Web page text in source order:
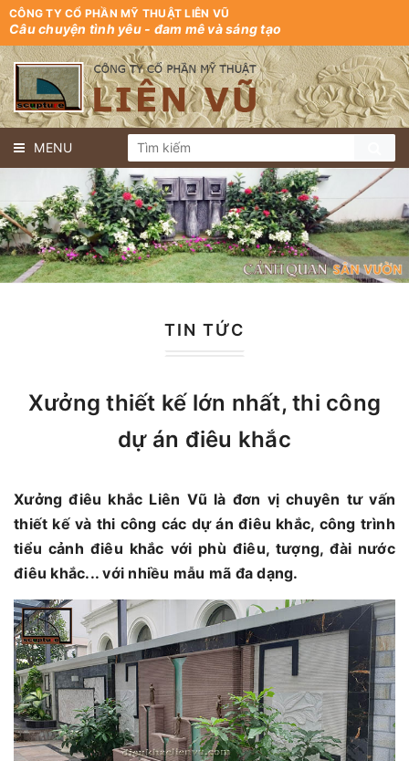
CÔNG TY CỔ PHẦN MỸ THUẬT LIÊN VŨ
Câu chuyện tình yêu - đam mê và sáng tạo
MENU
TIN TỨC
Xưởng thiết kế lớn nhất, thi công
dự án điêu khắc
Xưởng điêu khắc Liên Vũ là đơn vị chuyên tư vấn
thiết kế và thi công các dự án điêu khắc, công trình
tiểu cảnh điêu khắc với phù điêu, tượng, đài nước
điêu khắc... với nhiều mẫu mã đa dạng.